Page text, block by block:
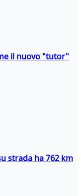
il nuovo "tutor"
strada ha 762 km